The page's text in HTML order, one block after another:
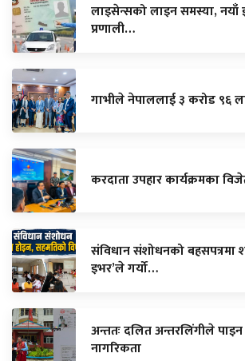
लाइसेन्सको लाइन समस्या,
प्रणाली…
गाभीले नेपाललाई ३ करोड ९६
करदाता उपहार कार्यक्रमका
संविधान संशोधनको बहसपत्रमा
इभर’ले गर्यो…
अन्ततः दलित अन्तरलिंगीले पाइन
नागरिकता